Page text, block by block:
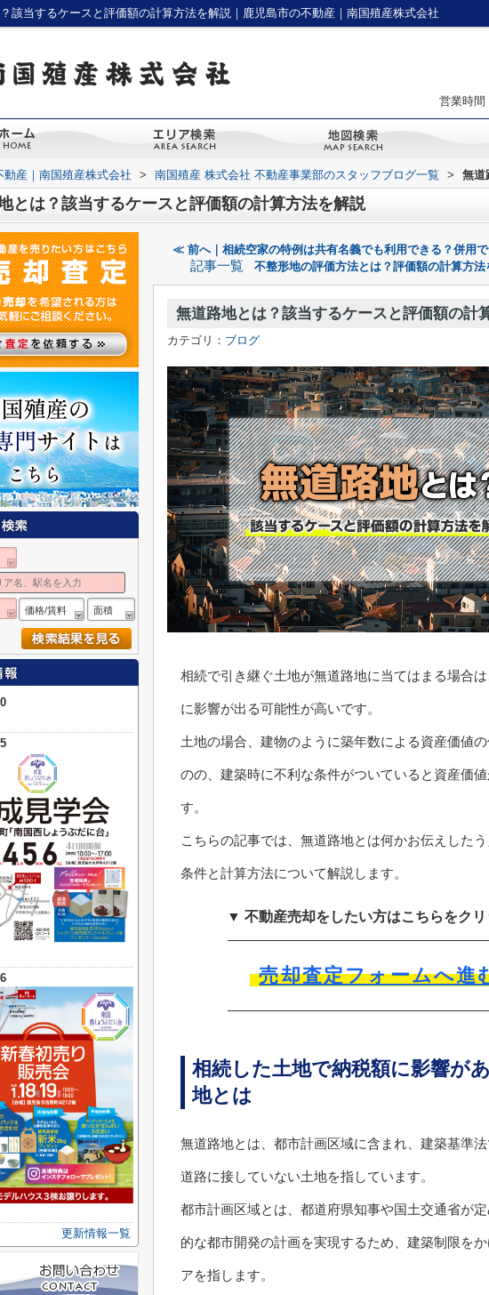
該当するケースと評価額の計算方法を解説｜鹿児島市の不動産｜南国殖産株式会社
営業時間
動産｜南国殖産株式会社 > 南国殖産 株式会社 不動産事業部のスタッフブログ一覧 > 無道
とは？該当するケースと評価額の計算方法を解説
≪ 前へ｜相続空家の特例は共有名義でも利用できる？併用で
記事一覧 不整形地の評価方法とは？評価額の計算方
無道路地とは？該当するケースと評価額の計
カテゴリ： ブログ
相続で引き継ぐ土地が無道路地に当てはまる場合
に影響が出る可能性が高いです。
土地の場合、建物のように築年数による資産価値
のの、建築時に不利な条件がついていると資産価値
す。
こちらの記事では、無道路地とは何かお伝えした
条件と計算方法について解説します。
▼ 不動産売却をしたい方はこちらをク
売却査定フォームへ進
相続した土地で納税額に影響が
地とは
無道路地とは、都市計画区域に含まれ、建築基準
道路に接していない土地を指しています。
都市計画区域とは、都道府県知事や国土交通省が
的な都市開発の計画を実現するため、建築制限をか
アを指します。
価格/賃料 面積
更新情報一覧